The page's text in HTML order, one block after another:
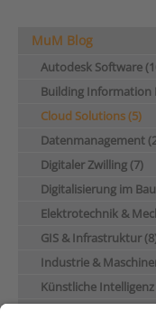
MuM Blog
Autodesk Software
Building Information
Cloud Solutions (5)
Datenmanagement
Digitaler Zwilling (7)
Digitalisierung im
Elektrotechnik &
GIS & Infrastruktur
Industrie &
Künstliche Intelligenz